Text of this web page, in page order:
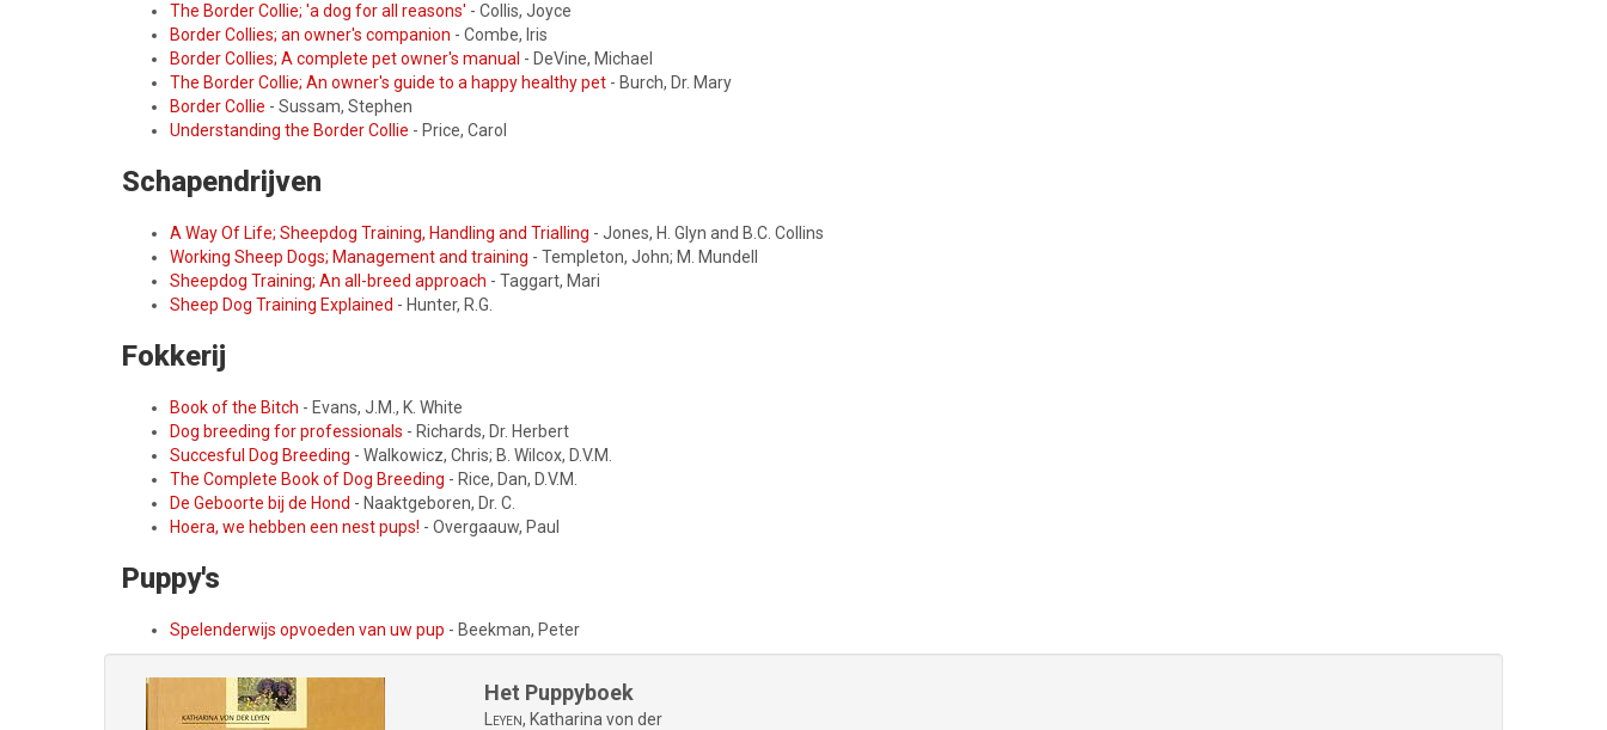
The Border Collie; 'a dog for all reasons' - Collis, Joyce
Border Collies; an owner's companion - Combe, Iris
Border Collies; A complete pet owner's manual - DeVine, Michael
The Border Collie; An owner's guide to a happy healthy pet - Burch, Dr. Mary
Border Collie - Sussam, Stephen
Understanding the Border Collie - Price, Carol
Schapendrijven
A Way Of Life; Sheepdog Training, Handling and Trialling - Jones, H. Glyn and B.C. Collins
Working Sheep Dogs; Management and training - Templeton, John; M. Mundell
Sheepdog Training; An all-breed approach - Taggart, Mari
Sheep Dog Training Explained - Hunter, R.G.
Fokkerij
Book of the Bitch - Evans, J.M., K. White
Dog breeding for professionals - Richards, Dr. Herbert
Succesful Dog Breeding - Walkowicz, Chris; B. Wilcox, D.V.M.
The Complete Book of Dog Breeding - Rice, Dan, D.V.M.
De Geboorte bij de Hond - Naaktgeboren, Dr. C.
Hoera, we hebben een nest pups! - Overgaauw, Paul
Puppy's
Spelenderwijs opvoeden van uw pup - Beekman, Peter
Het Puppyboek
Leyen, Katharina von der